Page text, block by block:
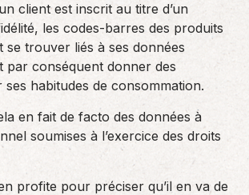
client est inscrit au titre d’un
les codes-barres des produits
se trouver liés à ses données
par conséquent donner des
habitudes de consommation.
en fait de facto des données à
soumises à l’exercice des droits
profite pour préciser qu’il en va de